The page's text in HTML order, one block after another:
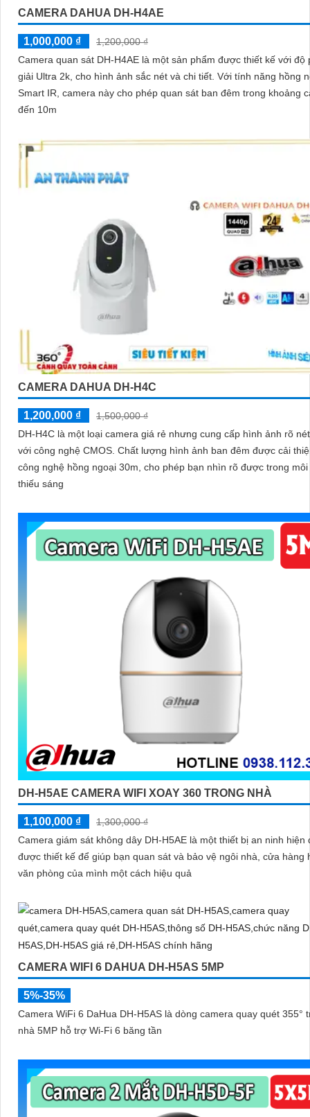
CAMERA DAHUA DH-H4AE
1,000,000 ₫
1,200,000 ₫
Camera quan sát DH-H4AE là một sản phẩm được thiết kế với độ
giải Ultra 2k, cho hình ảnh sắc nét và chi tiết. Với tính năng hồng ngoại
Smart IR, camera này cho phép quan sát ban đêm trong khoảng
đến 10m
CAMERA DAHUA DH-H4C
1,200,000 ₫
1,500,000 ₫
DH-H4C là một loại camera giá rẻ nhưng cung cấp hình ảnh rõ
với công nghệ CMOS. Chất lượng hình ảnh ban đêm được cải thiện với
công nghệ hồng ngoại 30m, cho phép bạn nhìn rõ được trong
thiếu sáng
DH-H5AE CAMERA WIFI XOAY 360 TRONG NHÀ
1,100,000 ₫
1,300,000 ₫
Camera giám sát không dây DH-H5AE là một thiết bị an ninh hiện
được thiết kế để giúp bạn quan sát và bảo vệ ngôi nhà, cửa hàng
văn phòng của mình một cách hiệu quả
CAMERA WIFI 6 DAHUA DH-H5AS 5MP
5%-35%
Camera WiFi 6 DaHua DH-H5AS là dòng camera quay quét 355°
nhà 5MP hỗ trợ Wi-Fi 6 băng tần